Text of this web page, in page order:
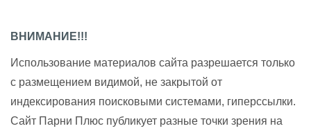
ВНИМАНИЕ!!!
Использование материалов сайта разрешается только
с размещением видимой, не закрытой от
индексирования поисковыми системами, гиперссылки.
Сайт Парни Плюс публикует разные точки зрения на